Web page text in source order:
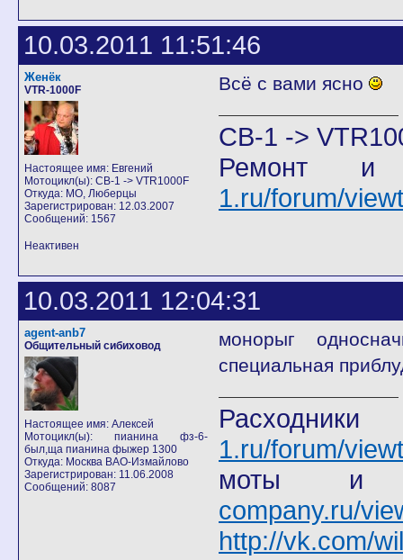
10.03.2011 11:51:46
Женёк
VTR-1000F
Настоящее имя: Евгений
Мотоцикл(ы): CB-1 -> VTR1000F
Откуда: МО, Люберцы
Зарегистрирован: 12.03.2007
Сообщений: 1567
Всё с вами ясно
CB-1 ->
Ремонт и
1.ru/forum/
Неактивен
10.03.2011 12:04:31
agent-anb7
Общительный сибиховод
Настоящее имя: Алексей
Мотоцикл(ы): пианина фз-6-
был,ща пианина фыжер 1300
Откуда: Москва ВАО-Измайлово
Зарегистрирован: 11.06.2008
Сообщений: 8087
монорыг
специальная
1.ru/forum/
company.ru/
http://vk.com/